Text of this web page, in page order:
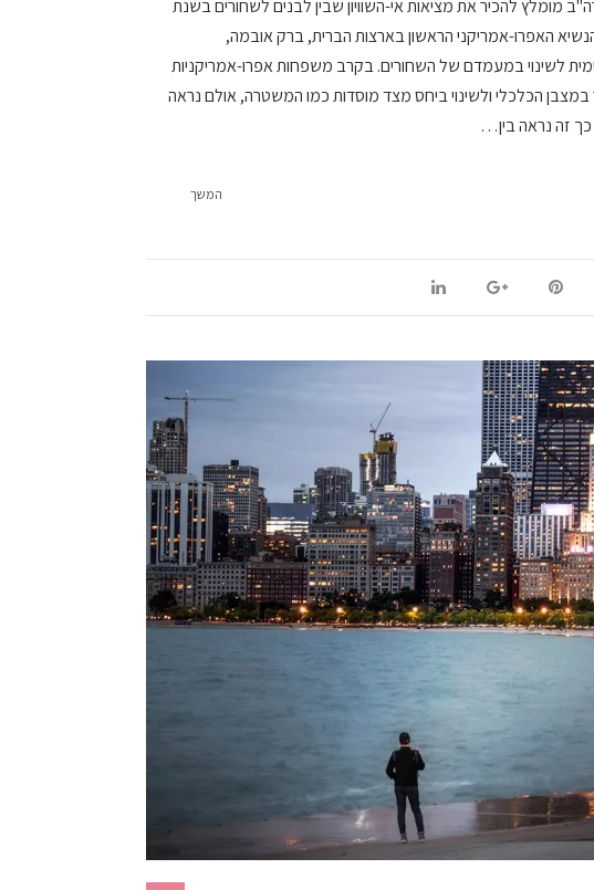
מומלץ להכיר את מציאות אי-השוויון שבין לבנים לשחורים בשנת
הנשיא האפרו-אמריקני הראשון בארצות הברית, ברק אובמה,
לשינוי במעמדם של השחורים. בקרב משפחות אפרו-אמריקניות
במצבן הכלכלי ולשינוי ביחס מצד מוסדות כמו המשטרה, אולם נראה
כך זה נראה בין…
המשך